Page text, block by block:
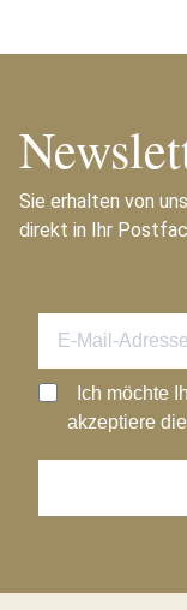
Sie erhalten von
direkt in Ihr
Ich möchte
akzeptiere